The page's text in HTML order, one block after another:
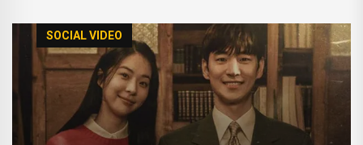
SOCIAL VIDEO